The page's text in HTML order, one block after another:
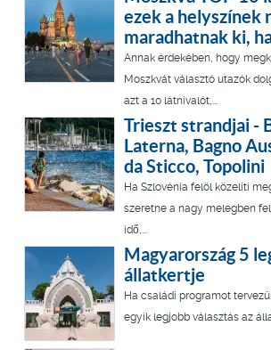
ezek a helyszínek
maradhatnak ki,
Annak érdekében, hogy
Moszkvát választó utazók
azt a 10 látnivalót,...
Trieszt strandjai -
Laterna, Bagno
da Sticco, Topolini
Ha Szlovénia felöl közelíti
szeretne a nagy melegben
idő,...
Magyarország 5
állatkertje
Ha családi programot
egyik legjobb választás az